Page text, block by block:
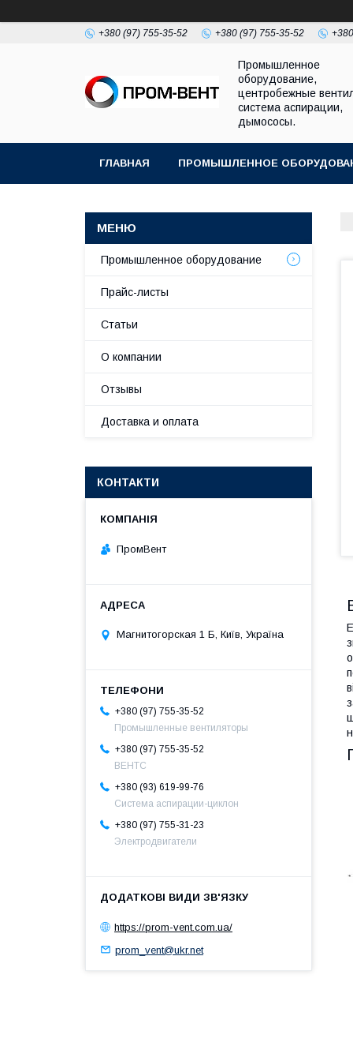
+380 (97) 755-35-52 +380 (97) 755-35-52
Промышленное
оборудование,
центробежные
система аспирации,
дымососы.
ГЛАВНАЯ ПРОМЫШЛЕННОЕ
Промышленное оборудование
Прайс-листы
Статьи
О компании
Отзывы
Доставка и оплата
КОНТАКТИ
ПромВент
Магнитогорская 1 Б, Київ, Україна
+380 (97) 755-35-52
Промышленные вентиляторы
+380 (97) 755-35-52
ВЕНТС
+380 (93) 619-99-76
Система аспирации-циклон
+380 (97) 755-31-23
Электродвигатели
https://prom-vent.com.ua/
prom_vent@ukr.net